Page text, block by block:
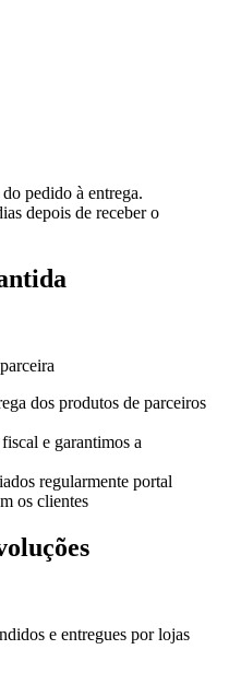
pedido à entrega.
depois de receber o
dos produtos de parceiros
e garantimos a
regularmente portal
os clientes
e entregues por lojas